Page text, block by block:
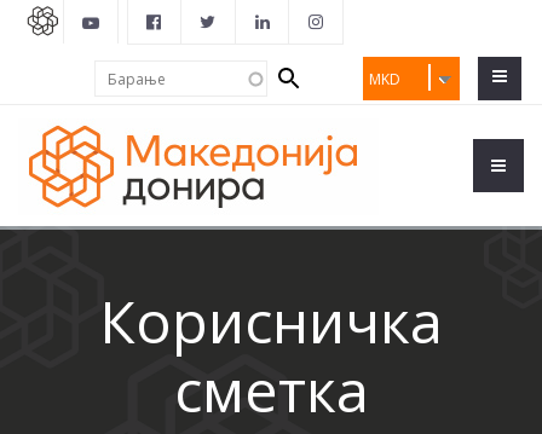
MKD
Search
form
Корисничка
сметка